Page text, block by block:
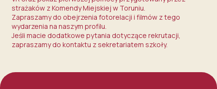
strażaków z Komendy Miejskiej w Toruniu.
Zapraszamy do obejrzenia fotorelacji i filmów z tego
wydarzenia na naszym profilu.
Jeśli macie dodatkowe pytania dotyczące rekrutacji,
zapraszamy do kontaktu z sekretariatem szkoły.